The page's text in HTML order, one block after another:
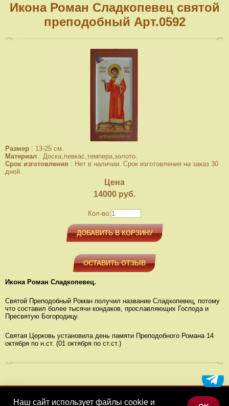
Икона Роман Сладкопевец святой
преподобный Арт.0592
Размер : 13-25 см.
Материал : Доска,левкас,темпера,золото.
Срок изготовления : Нет в наличии. Срок изготовления на заказ 30
дней.
Цена
14000 руб.
Кол-во:
ДОБАВИТЬ В КОРЗИНУ
ОСТАВИТЬ ОТЗЫВ
Икона Роман Сладкопевец.
Святой Преподобный Роман получил название Сладкопевец, потому
что составил более тысячи кондаков, прославляющих Господа и
Пресвятую Богородицу.
Святая Церковь установила день памяти Преподобного Романа 14
октября по н.ст. (01 октября по ст.ст.)
МЕНЮ
Наш сайт использует файлы cookie и